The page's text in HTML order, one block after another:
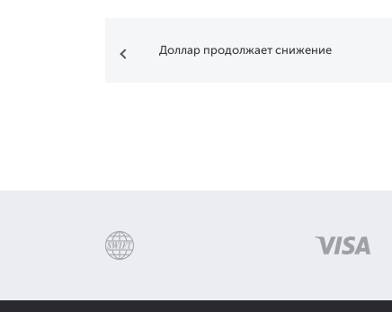
Доллар продолжает снижение